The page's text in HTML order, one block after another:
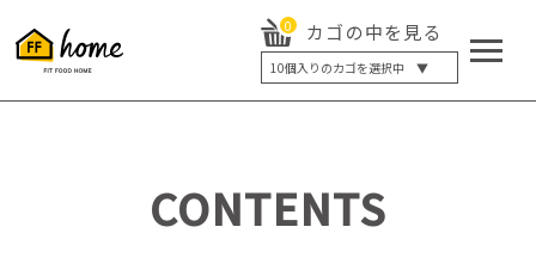
0 カゴの中を見る
10個入りのカゴを選択中 ▼
5個入り
20個入り
最大12%OFF
CONTENTS